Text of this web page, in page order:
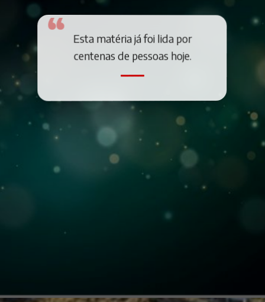
Esta matéria já foi lida por
centenas de pessoas hoje.